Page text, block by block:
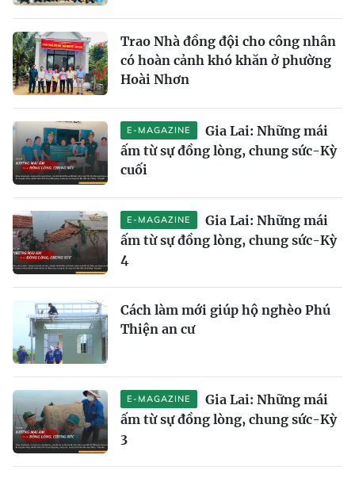
Trao Nhà đồng đội cho công nhân
có hoàn cảnh khó khăn ở phường
Hoài Nhơn
E-MAGAZINE
Gia Lai: Những mái
ấm từ sự đồng lòng, chung sức-Kỳ
cuối
E-MAGAZINE
Gia Lai: Những mái
ấm từ sự đồng lòng, chung sức-Kỳ
4
Cách làm mới giúp hộ nghèo Phú
Thiện an cư
E-MAGAZINE
Gia Lai: Những mái
ấm từ sự đồng lòng, chung sức-Kỳ
3